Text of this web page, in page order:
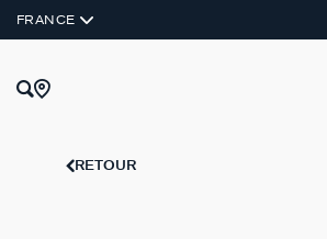
FRANCE
RETOUR